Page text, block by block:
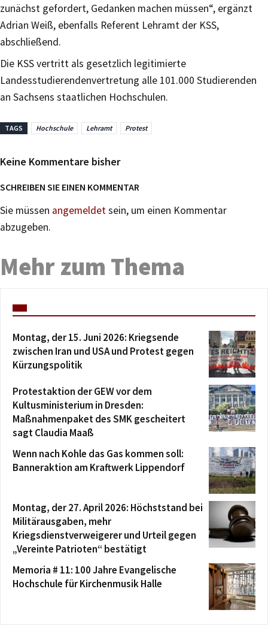
zunächst gefordert, Gedanken machen müssen“, ergänzt
Adrian Weiß, ebenfalls Referent Lehramt der KSS,
abschließend.
Die KSS vertritt als gesetzlich legitimierte
Landesstudierendenvertretung alle 101.000 Studierenden
an Sachsens staatlichen Hochschulen.
TAGS Hochschule Lehramt Protest
Keine Kommentare bisher
SCHREIBEN SIE EINEN KOMMENTAR
Sie müssen angemeldetsein, um einen Kommentar
abzugeben.
Mehr zum Thema
Montag, der 15. Juni 2026: Kriegsende
zwischen Iran und USA und Protest gegen
Kürzungspolitik
Protestaktion der GEW vor dem
Kultusministerium in Dresden:
Maßnahmenpaket des SMK gescheitert
sagt Claudia Maaß
Wenn nach Kohle das Gas kommen soll:
Banneraktion am Kraftwerk Lippendorf
Montag, der 27. April 2026: Höchststand bei
Militärausgaben, mehr
Kriegsdienstverweigerer und Urteil gegen
„Vereinte Patrioten“ bestätigt
Memoria # 11: 100 Jahre Evangelische
Hochschule für Kirchenmusik Halle